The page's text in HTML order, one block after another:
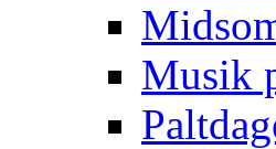
Musik